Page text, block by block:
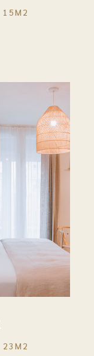
15M2
23M2